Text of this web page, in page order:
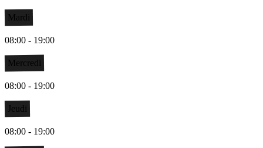
Mardi
08:00 - 19:00
Mercredi
08:00 - 19:00
Jeudi
08:00 - 19:00